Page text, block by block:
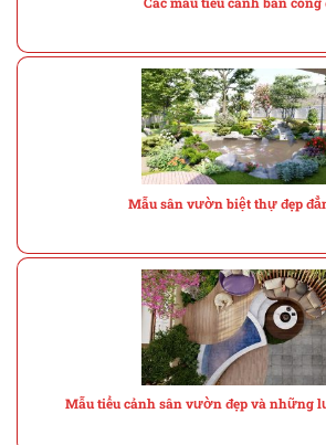
Mẫu sân vườn biệt thự đẹp
Mẫu tiểu cảnh sân vườn đẹp và những